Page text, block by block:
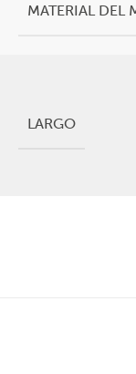
MATERIAL DEL
LARGO